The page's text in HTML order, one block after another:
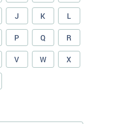
J K L
P Q R
V W X